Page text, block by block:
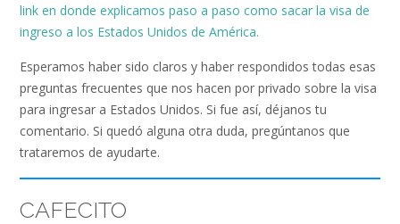
link en donde explicamos paso a paso como sacar la visa de
ingreso a los Estados Unidos de América.
Esperamos haber sido claros y haber respondidos todas esas
preguntas frecuentes que nos hacen por privado sobre la visa
para ingresar a Estados Unidos. Si fue así, déjanos tu
comentario. Si quedó alguna otra duda, pregúntanos que
trataremos de ayudarte.
CAFECITO